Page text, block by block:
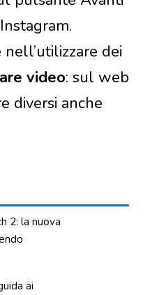
nell’utilizzare dei
video: sul web
diversi anche
2: la nuova
ai